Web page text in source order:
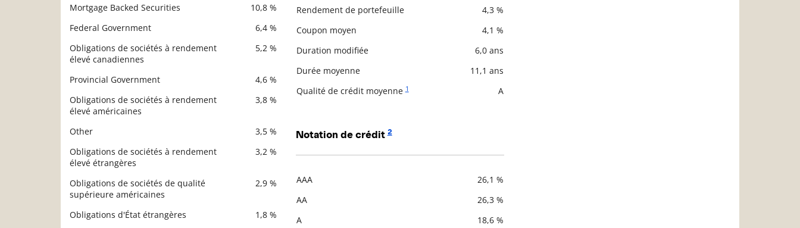
Mortgage Backed Securities
10,8 %
Federal Government
6,4 %
Obligations de sociétés à rendement
élevé canadiennes
5,2 %
Provincial Government
4,6 %
Obligations de sociétés à rendement
élevé américaines
3,8 %
Other
3,5 %
Obligations de sociétés à rendement
élevé étrangères
3,2 %
Obligations de sociétés de qualité
supérieure américaines
2,9 %
Obligations d'État étrangères
1,8 %
Rendement de portefeuille
4,3 %
Coupon moyen
4,1 %
Duration modifiée
6,0 ans
Durée moyenne
11,1 ans
Qualité de crédit moyenne 1 A
Notation de crédit2
AAA
26,1 %
AA
26,3 %
A
18,6 %